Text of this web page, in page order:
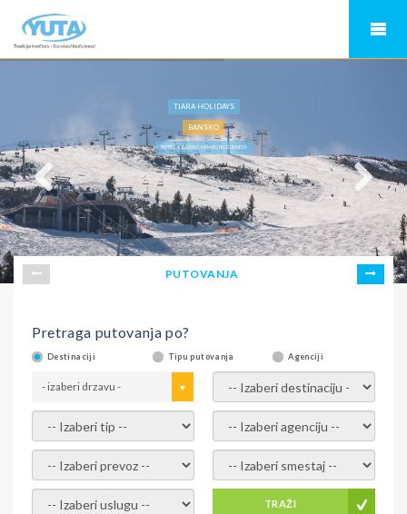
TIARA HOLIDAYS
BANSKO
HOTELI 4* BANSKO, MPM HOTEL GUINNESS
PUTOVANJA
Pretraga putovanja po?
Destinaciji Tipu putovanja Agenciji
- izaberi drzavu - - izaberi destinaciju -
- izaberi tip - - izaberi agenciju -
- izaberi prevoz - - Izaberite smestaj -
- Izaberite uslugu - TRAŽI